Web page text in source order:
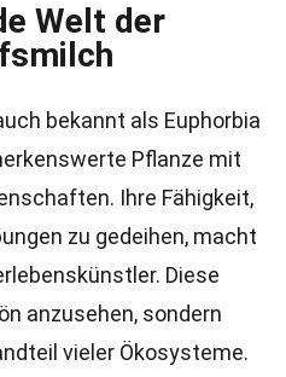
Welt der
bekannt als Euphorbia
Pflanze mit
Ihre Fähigkeit,
zu gedeihen, macht
Diese
anzusehen, sondern
vieler Ökosysteme.